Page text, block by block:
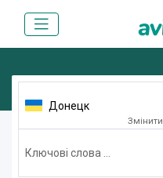
Донецк
Змінити